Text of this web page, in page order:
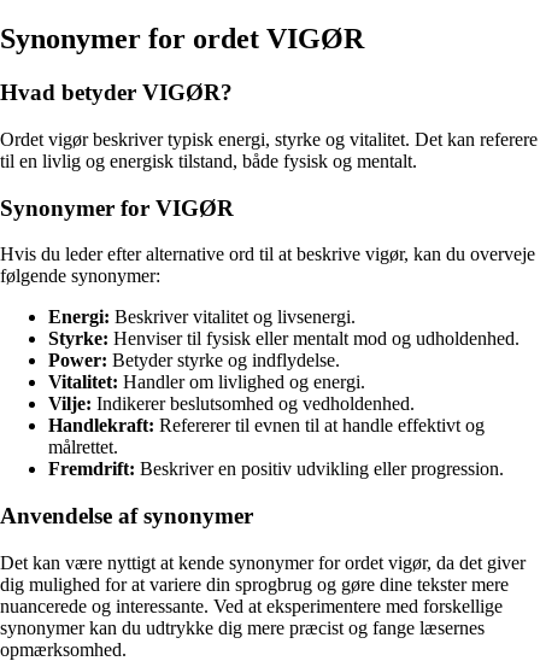
Synonymer for ordet VIGØR
Hvad betyder VIGØR?
Ordet vigør beskriver typisk energi, styrke og vitalitet. Det kan referere
til en livlig og energisk tilstand, både fysisk og mentalt.
Synonymer for VIGØR
Hvis du leder efter alternative ord til at beskrive vigør, kan du overveje
følgende synonymer:
Energi: Beskriver vitalitet og livsenergi.
Styrke: Henviser til fysisk eller mentalt mod og udholdenhed.
Power: Betyder styrke og indflydelse.
Vitalitet: Handler om livlighed og energi.
Vilje: Indikerer beslutsomhed og vedholdenhed.
Handlekraft: Refererer til evnen til at handle effektivt og
målrettet.
Fremdrift: Beskriver en positiv udvikling eller progression.
Anvendelse af synonymer
Det kan være nyttigt at kende synonymer for ordet vigør, da det giver
dig mulighed for at variere din sprogbrug og gøre dine tekster mere
nuancerede og interessante. Ved at eksperimentere med forskellige
synonymer kan du udtrykke dig mere præcist og fange læsernes
opmærksomhed.